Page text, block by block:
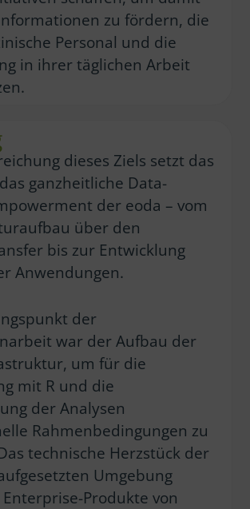
zu fördern, die
Personal und die
in ihrer täglichen Arbeit
dieses Ziels setzt das
ganzheitliche Data-
der eoda – vom
über den
bis zur Entwicklung
Anwendungen.
der
war der Aufbau der
um für die
mit R und die
der Analysen
Rahmenbedingungen zu
technische Herzstück der
Umgebung
Produkte von